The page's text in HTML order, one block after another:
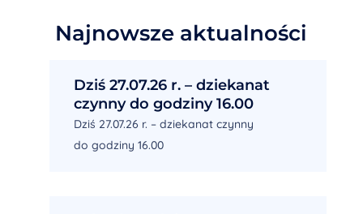
Najnowsze aktualności
Dziś 27.07.26 r. – dziekanat
czynny do godziny 16.00
Dziś 27.07.26 r. – dziekanat czynny
do godziny 16.00